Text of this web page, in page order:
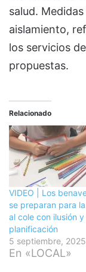
salud.
aislamiento,
los servicios
propuestas.
Relacionado
VIDEO | Los
se preparan para
al cole con ilusión y
planificación
5 septiembre, 2025
En «LOCAL»